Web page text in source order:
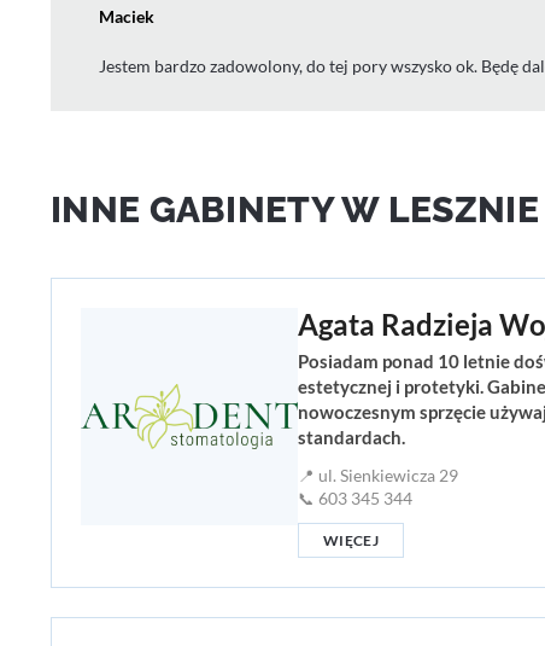
Maciek
Jestem bardzo zadowolony, do tej pory wszysko ok. Będę
INNE GABINETY W LESZNIE
Agata Radzieja
Posiadam ponad 10 letnie
estetycznej i protetyki.
nowoczesnym sprzęcie
standardach.
📍 ul. Sienkiewicza 29
📞 603 345 344
WIĘCEJ